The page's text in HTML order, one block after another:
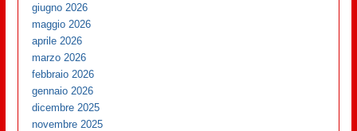
giugno 2026
maggio 2026
aprile 2026
marzo 2026
febbraio 2026
gennaio 2026
dicembre 2025
novembre 2025